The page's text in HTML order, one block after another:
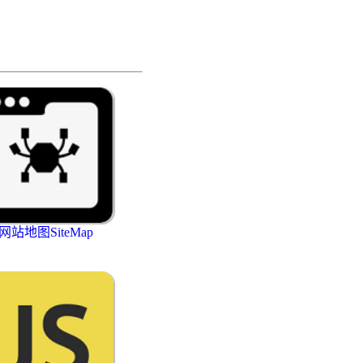
站地图SiteMap